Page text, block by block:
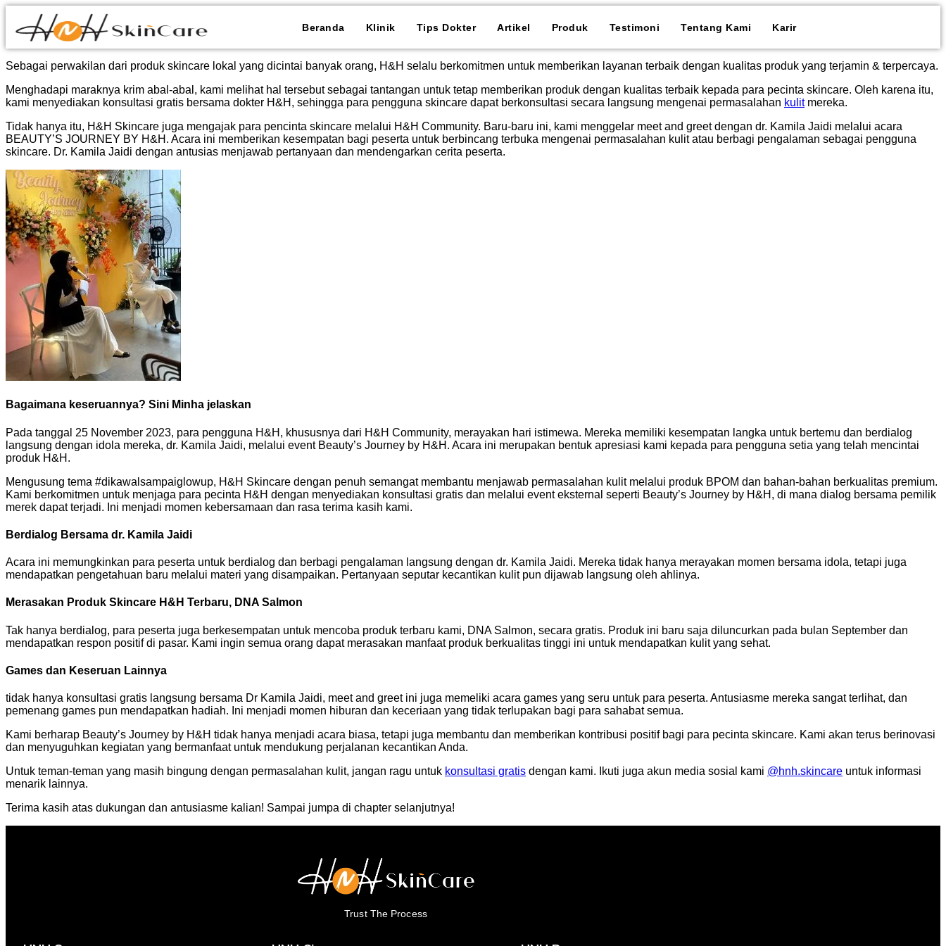
Beranda Klinik Tips Dokter Artikel Produk Testimoni Tentang Kami Karir
Sebagai perwakilan dari produk skincare lokal yang dicintai banyak orang, H&H selalu berkomitmen untuk memberikan layanan terbaik dengan kualitas produk yang terjamin & terpercaya.
Menghadapi maraknya krim abal-abal, kami melihat hal tersebut sebagai tantangan untuk tetap memberikan produk dengan kualitas terbaik kepada para pecinta skincare. Oleh karena itu,
kami menyediakan konsultasi gratis bersama dokter H&H, sehingga para pengguna skincare dapat berkonsultasi secara langsung mengenai permasalahan kulitmereka.
Tidak hanya itu, H&H Skincare juga mengajak para pencinta skincare melalui H&H Community. Baru-baru ini, kami menggelar meet and greet dengan dr. Kamila Jaidi melalui acara
BEAUTY’S JOURNEY BY H&H. Acara ini memberikan kesempatan bagi peserta untuk berbincang terbuka mengenai permasalahan kulit atau berbagi pengalaman sebagai pengguna
skincare. Dr. Kamila Jaidi dengan antusias menjawab pertanyaan dan mendengarkan cerita peserta.
Bagaimana keseruannya? Sini Minha jelaskan
Pada tanggal 25 November 2023, para pengguna H&H, khususnya dari H&H Community, merayakan hari istimewa. Mereka memiliki kesempatan langka untuk bertemu dan berdialog
langsung dengan idola mereka, dr. Kamila Jaidi, melalui event Beauty’s Journey by H&H. Acara ini merupakan bentuk apresiasi kami kepada para pengguna setia yang telah mencintai
produk H&H.
Mengusung tema #dikawalsampaiglowup, H&H Skincare dengan penuh semangat membantu menjawab permasalahan kulit melalui produk BPOM dan bahan-bahan berkualitas premium.
Kami berkomitmen untuk menjaga para pecinta H&H dengan menyediakan konsultasi gratis dan melalui event eksternal seperti Beauty’s Journey by H&H, di mana dialog bersama pemilik
merek dapat terjadi. Ini menjadi momen kebersamaan dan rasa terima kasih kami.
Berdialog Bersama dr. Kamila Jaidi
Acara ini memungkinkan para peserta untuk berdialog dan berbagi pengalaman langsung dengan dr. Kamila Jaidi. Mereka tidak hanya merayakan momen bersama idola, tetapi juga
mendapatkan pengetahuan baru melalui materi yang disampaikan. Pertanyaan seputar kecantikan kulit pun dijawab langsung oleh ahlinya.
Merasakan Produk Skincare H&H Terbaru, DNA Salmon
Tak hanya berdialog, para peserta juga berkesempatan untuk mencoba produk terbaru kami, DNA Salmon, secara gratis. Produk ini baru saja diluncurkan pada bulan September dan
mendapatkan respon positif di pasar. Kami ingin semua orang dapat merasakan manfaat produk berkualitas tinggi ini untuk mendapatkan kulit yang sehat.
Games dan Keseruan Lainnya
tidak hanya konsultasi gratis langsung bersama Dr Kamila Jaidi, meet and greet ini juga memeliki acara games yang seru untuk para peserta. Antusiasme mereka sangat terlihat, dan
pemenang games pun mendapatkan hadiah. Ini menjadi momen hiburan dan keceriaan yang tidak terlupakan bagi para sahabat semua.
Kami berharap Beauty’s Journey by H&H tidak hanya menjadi acara biasa, tetapi juga membantu dan memberikan kontribusi positif bagi para pecinta skincare. Kami akan terus berinovasi
dan menyuguhkan kegiatan yang bermanfaat untuk mendukung perjalanan kecantikan Anda.
Untuk teman-teman yang masih bingung dengan permasalahan kulit, jangan ragu untuk konsultasi gratis dengan kami. Ikuti juga akun media sosial kami @hnh.skincare untuk informasi
menarik lainnya.
Terima kasih atas dukungan dan antusiasme kalian! Sampai jumpa di chapter selanjutnya!
Trust The Process